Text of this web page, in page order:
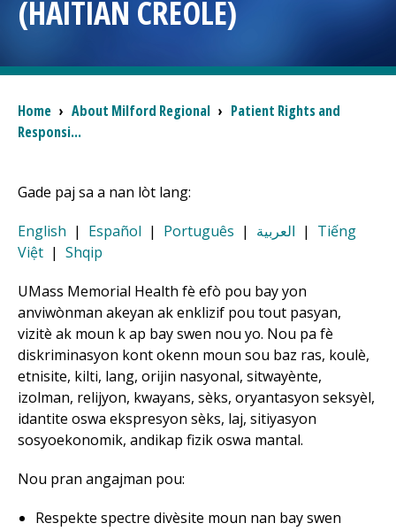
Careers
Access myChart
Patients and Visitors
Health Professionals
The Clinical Partner ofUMass Chan Medical School
(HAITIAN CREOLE)
Breadcrumb
Home › About Milford Regional › Patient Rights and
Responsi...
Gade paj sa a nan lòt lang:
English | Español | Português | العربية | Tiếng
Việt | Shqip
UMass Memorial Health fè efò pou bay yon
anviwònman akeyan ak enklizif pou tout pasyan,
vizitè ak moun k ap bay swen nou yo. Nou pa fè
diskriminasyon kont okenn moun sou baz ras, koulè,
etnisite, kilti, lang, orijin nasyonal, sitwayènte,
izolman, relijyon, kwayans, sèks, oryantasyon seksyèl,
idantite oswa ekspresyon sèks, laj, sitiyasyon
sosyoekonomik, andikap fizik oswa mantal.
Nou pran angajman pou:
Respekte spectre divèsite moun nan bay swen